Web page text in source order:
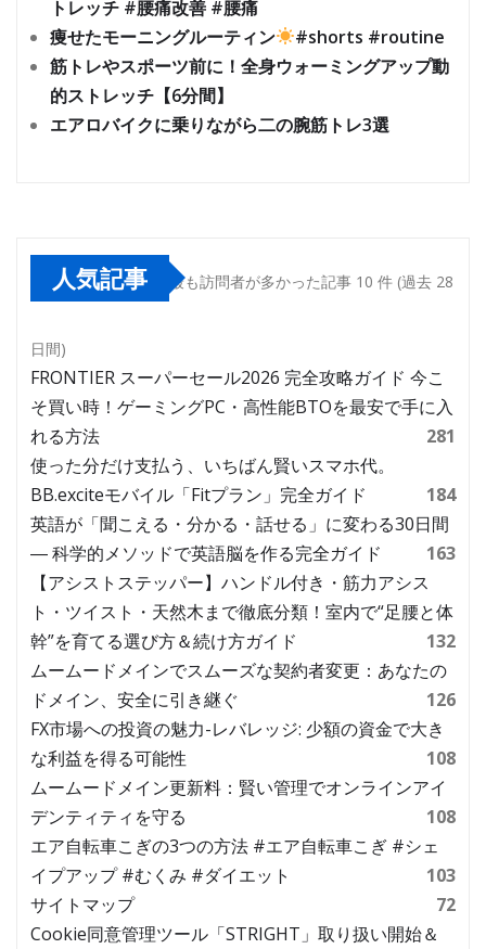
トレッチ #腰痛改善 #腰痛
痩せたモーニングルーティン
#shorts #routine
筋トレやスポーツ前に！全身ウォーミングアップ動
的ストレッチ【6分間】
エアロバイクに乗りながら二の腕筋トレ3選
人気記事 最も訪問者が多かった記事 10 件 (過去 28
日間)
FRONTIER スーパーセール2026 完全攻略ガイド 今こ
そ買い時！ゲーミングPC・高性能BTOを最安で手に入
れる方法
281
使った分だけ支払う、いちばん賢いスマホ代。
BB.exciteモバイル「Fitプラン」完全ガイド
184
英語が「聞こえる・分かる・話せる」に変わる30日間
― 科学的メソッドで英語脳を作る完全ガイド
163
【アシストステッパー】ハンドル付き・筋力アシス
ト・ツイスト・天然木まで徹底分類！室内で“足腰と体
幹”を育てる選び方＆続け方ガイド
132
ムームードメインでスムーズな契約者変更：あなたの
ドメイン、安全に引き継ぐ
126
FX市場への投資の魅力-レバレッジ: 少額の資金で大き
な利益を得る可能性
108
ムームードメイン更新料：賢い管理でオンラインアイ
デンティティを守る
108
エア自転車こぎの3つの方法 #エア自転車こぎ #シェ
イプアップ #むくみ #ダイエット
103
サイトマップ
72
Cookie同意管理ツール「STRIGHT」取り扱い開始＆